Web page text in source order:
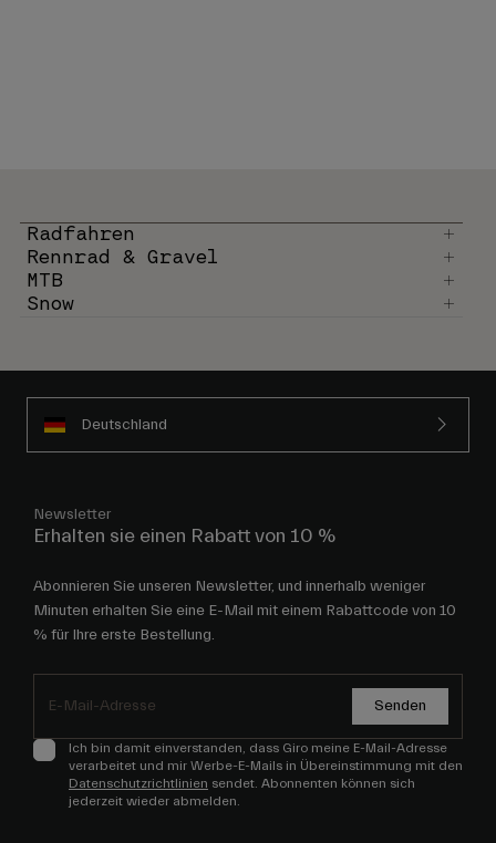
Radfahren
Rennrad & Gravel
MTB
Snow
Deutschland
Newsletter
Erhalten sie einen Rabatt von 10 %
Abonnieren Sie unseren Newsletter, und innerhalb weniger
Minuten erhalten Sie eine E-Mail mit einem Rabattcode von 10
% für Ihre erste Bestellung.
Senden
Ich bin damit einverstanden, dass Giro meine E-Mail-Adresse
verarbeitet und mir Werbe-E-Mails in Übereinstimmung mit den
Datenschutzrichtlinien sendet. Abonnenten können sich
jederzeit wieder abmelden.